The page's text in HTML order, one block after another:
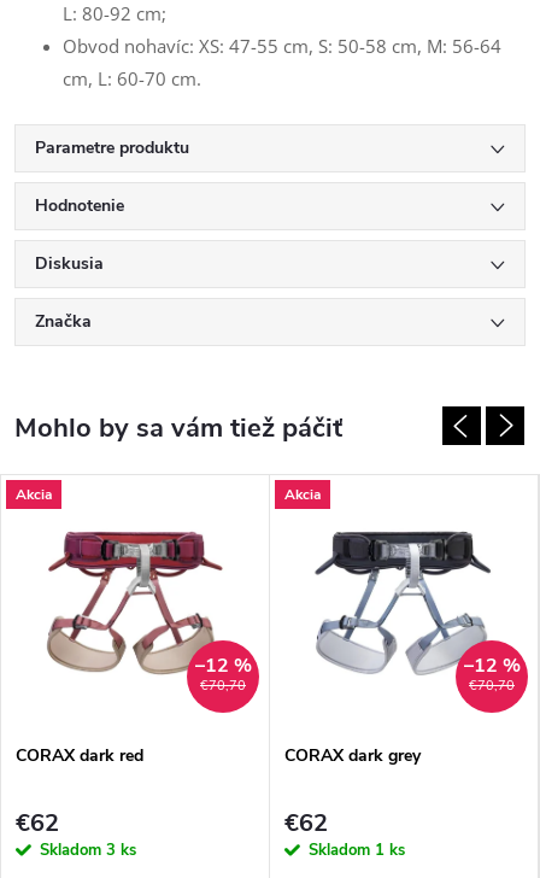
L: 80-92 cm;
Obvod nohavíc: XS: 47-55 cm, S: 50-58 cm, M: 56-64
cm, L: 60-70 cm.
Parametre produktu
Hodnotenie
Diskusia
Značka
Akcia
€70,70
–12 %
CORAX dark red
€62
Skladom 3 ks
Akcia
€70,70
–12 %
CORAX dark grey
€62
Skladom 1 ks